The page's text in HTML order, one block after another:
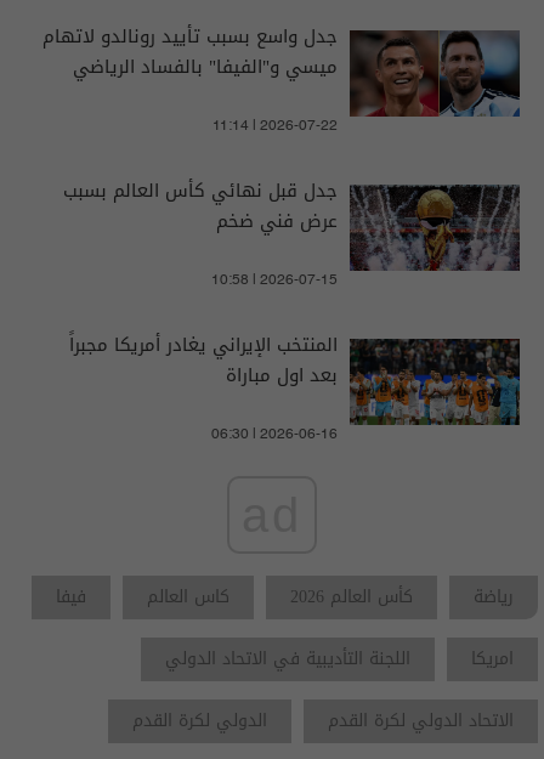
جدل واسع بسبب تأييد رونالدو لاتهام
ميسي و"الفيفا" بالفساد الرياضي
11:14 | 2026-07-22
جدل قبل نهائي كأس العالم بسبب
عرض فني ضخم
10:58 | 2026-07-15
المنتخب الإيراني يغادر أمريكا مجبراً
بعد اول مباراة
06:30 | 2026-06-16
رياضة كأس العالم 2026 كاس العالم
فيفا
امريكا
اللجنة التأديبية في الاتحاد الدولي
الاتحاد الدولي لكرة القدم
الدولي لكرة القدم